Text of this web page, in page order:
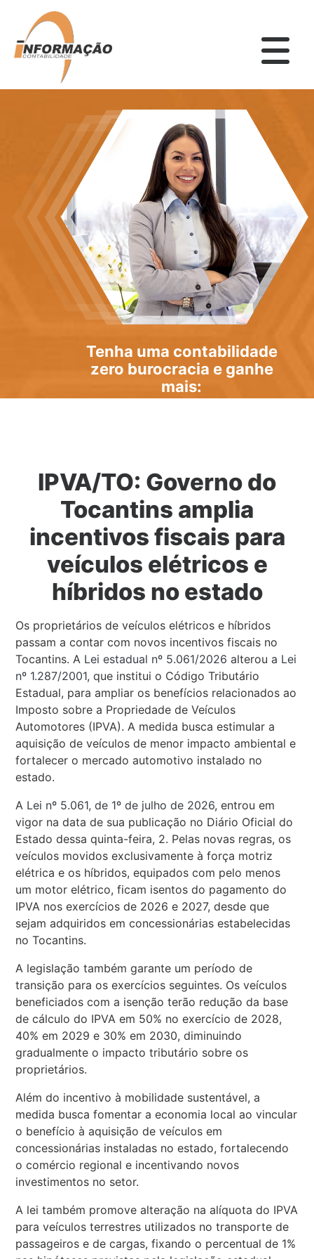
Tenha uma contabilidade
zero burocracia e ganhe
mais:
IPVA/TO: Governo do
Tocantins amplia
incentivos fiscais para
veículos elétricos e
híbridos no estado
Os proprietários de veículos elétricos e híbridos
passam a contar com novos incentivos fiscais no
Tocantins. A Lei estadual nº 5.061/2026 alterou a Lei
nº 1.287/2001, que institui o Código Tributário
Estadual, para ampliar os benefícios relacionados ao
Imposto sobre a Propriedade de Veículos
Automotores (IPVA). A medida busca estimular a
aquisição de veículos de menor impacto ambiental e
fortalecer o mercado automotivo instalado no
estado.
A Lei nº 5.061, de 1º de julho de 2026, entrou em
vigor na data de sua publicação no Diário Oficial do
Estado dessa quinta-feira, 2. Pelas novas regras, os
veículos movidos exclusivamente à força motriz
elétrica e os híbridos, equipados com pelo menos
um motor elétrico, ficam isentos do pagamento do
IPVA nos exercícios de 2026 e 2027, desde que
sejam adquiridos em concessionárias estabelecidas
no Tocantins.
A legislação também garante um período de
transição para os exercícios seguintes. Os veículos
beneficiados com a isenção terão redução da base
de cálculo do IPVA em 50% no exercício de 2028,
40% em 2029 e 30% em 2030, diminuindo
gradualmente o impacto tributário sobre os
proprietários.
Além do incentivo à mobilidade sustentável, a
medida busca fomentar a economia local ao vincular
o benefício à aquisição de veículos em
concessionárias instaladas no estado, fortalecendo
o comércio regional e incentivando novos
investimentos no setor.
A lei também promove alteração na alíquota do IPVA
para veículos terrestres utilizados no transporte de
passageiros e de cargas, fixando o percentual de 1%